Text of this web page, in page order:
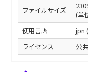
ファイルサイズ
(単
使用言語
jpn
ライセンス
公